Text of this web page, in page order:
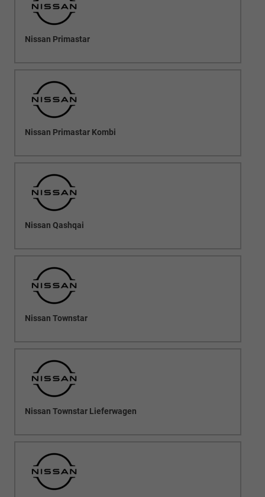
Nissan Primastar
Nissan Primastar Kombi
Nissan Qashqai
Nissan Townstar
Nissan Townstar Lieferwagen